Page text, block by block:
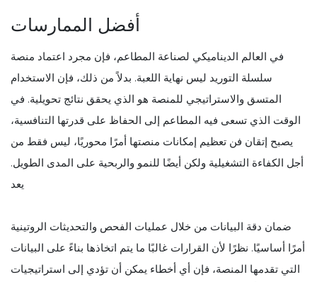
أفضل الممارسات
في العالم الديناميكي لصناعة المطاعم، فإن مجرد اعتماد منصة
سلسلة التوريد ليس نهاية اللعبة. بدلاً من ذلك، فإن الاستخدام
المتسق والاستراتيجي للمنصة هو الذي يحقق نتائج تحويلية. في
الوقت الذي تسعى فيه المطاعم إلى الحفاظ على قدرتها التنافسية،
يصبح إتقان فن تعظيم إمكانات منصتها أمرًا محوريًا، ليس فقط من
أجل الكفاءة التشغيلية ولكن أيضًا للنمو والربحية على المدى الطويل.
يعد
ضمان دقة البيانات من خلال عمليات الفحص والتحديثات الروتينية
أمرًا أساسيًا. نظرًا لأن القرارات غالبًا ما يتم اتخاذها بناءً على البيانات
التي تقدمها المنصة، فإن أي أخطاء يمكن أن تؤدي إلى استراتيجيات